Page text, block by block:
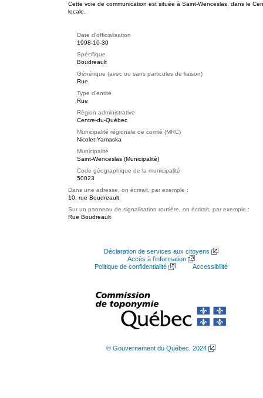
Cette voie de communication est située à Saint-Wenceslas, dans le
locale.
Date d'officialisation
1998-10-30
Spécifique
Boudreault
Générique (avec ou sans particules de liaison)
Rue
Type d'entité
Rue
Région administrative
Centre-du-Québec
Municipalité régionale de comté (MRC)
Nicolet-Yamaska
Municipalité
Saint-Wenceslas (Municipalité)
Code géographique de la municipalité
50023
Dans une adresse, on écrirait, par exemple :
10, rue Boudreault
Sur un panneau de signalisation routière, on écrirait, par exemple :
Rue Boudreault
Déclaration de services aux citoyens
Accès à l’information
Politique de confidentialité
Accessibilité
© Gouvernement du Québec, 2024